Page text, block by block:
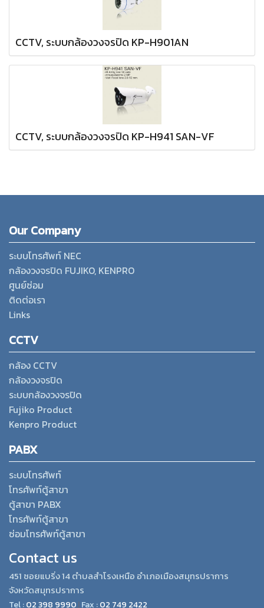
CCTV, ระบบกล้องวงจรปิด KP-H901AN
CCTV, ระบบกล้องวงจรปิด KP-H941 SAN-VF
Our Company
ระบบโทรศัพท์ NEC
กล้องวงจรปิด FUJIKO, KENPRO
ศูนย์ซ่อม
ติดต่อเรา
Links
CCTV
กล้อง CCTV
กล้องวงจรปิด
ระบบกล้องวงจรปิด
Fujiko Product
Kenpro Product
PABX
ระบบโทรศัพท์
โทรศัพท์ตู้สาขา
ตู้สาขา PABX
โทรศัพท์ตู้สาขา
ซ่อมโทรศัพท์ตู้สาขา
Contact us
451 ซอยแบริ่ง 14 ตำบลสำโรงเหนือ อำเภอเมืองสมุทรปราการ
จังหวัดสมุทรปราการ
Tel :02 398 9990,| Fax :02 749 2422